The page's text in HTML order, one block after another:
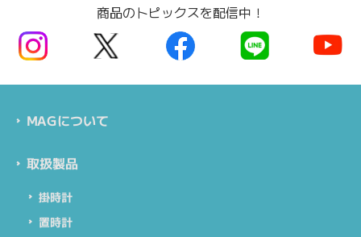
商品のトピックスを配信中！
MAGについて
取扱製品
掛時計
置時計